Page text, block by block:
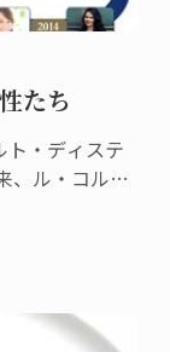
たち
ト・ディステ
、ル・コルド
代の育成に